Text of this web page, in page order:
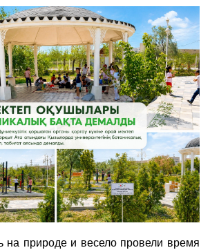
на природе и весело провели время